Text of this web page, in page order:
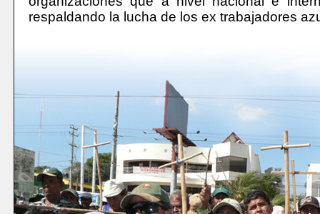
respaldando la lucha de los ex trabajadores